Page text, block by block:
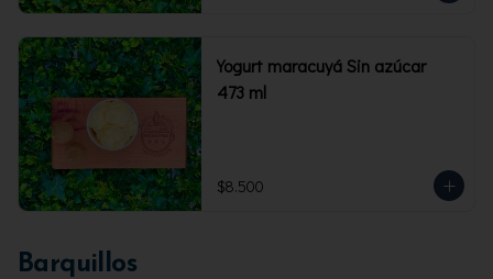
Yogurt maracuyá Sin azúcar
473 ml
$8.500
Barquillos